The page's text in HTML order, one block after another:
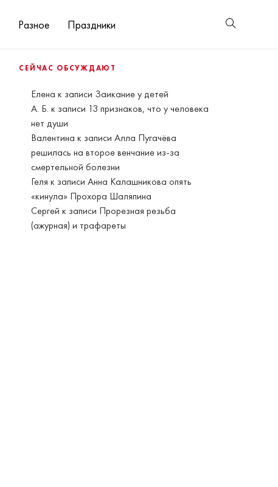
Разное Праздники
СЕЙЧАС ОБСУЖДАЮТ
Елена к записи Заикание у детей
А. Б. к записи 13 признаков, что у человека
нет души
Валентина к записиАлла Пугачёва
решилась на второе венчание из-за
смертельной болезни
Геля к записиАнна Калашникова опять
«кинула» Прохора Шаляпина
Сергей к записи Прорезная резьба
(ажурная) и трафареты